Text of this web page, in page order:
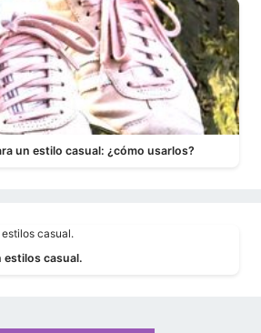
un estilo casual: ¿cómo usarlos?
estilos casual.